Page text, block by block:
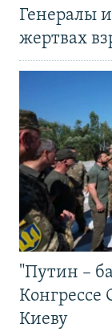
Генералы
жертвах
"Путин –
Киеву